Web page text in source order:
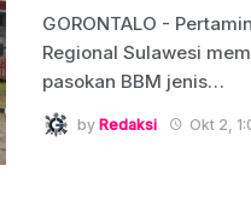
GORONTALO -
Regional Sulawesi
pasokan BBM jenis…
by Redaksi Okt 2,